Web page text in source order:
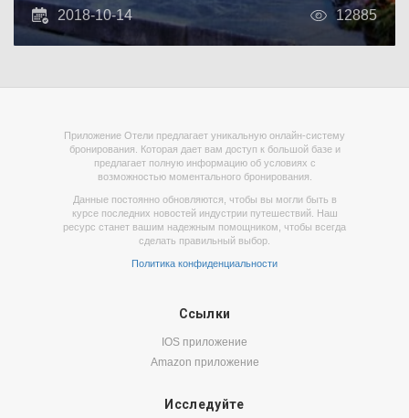
2018-10-14 12885
Приложение Отели предлагает уникальную онлайн-систему
бронирования. Которая дает вам доступ к большой базе и
предлагает полную информацию об условиях с
возможностью моментального бронирования.
Данные постоянно обновляются, чтобы вы могли быть в
курсе последних новостей индустрии путешествий. Наш
ресурс станет вашим надежным помощником, чтобы всегда
сделать правильный выбор.
Политика конфиденциальности
Ссылки
IOS приложение
Amazon приложение
Исследуйте